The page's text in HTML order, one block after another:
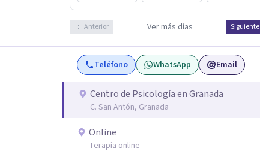
Anterior Ver más días Siguiente
Teléfono WhatsApp Email
Centro de Psicología en Granada
C. San Antón, Granada
Online
Terapia online